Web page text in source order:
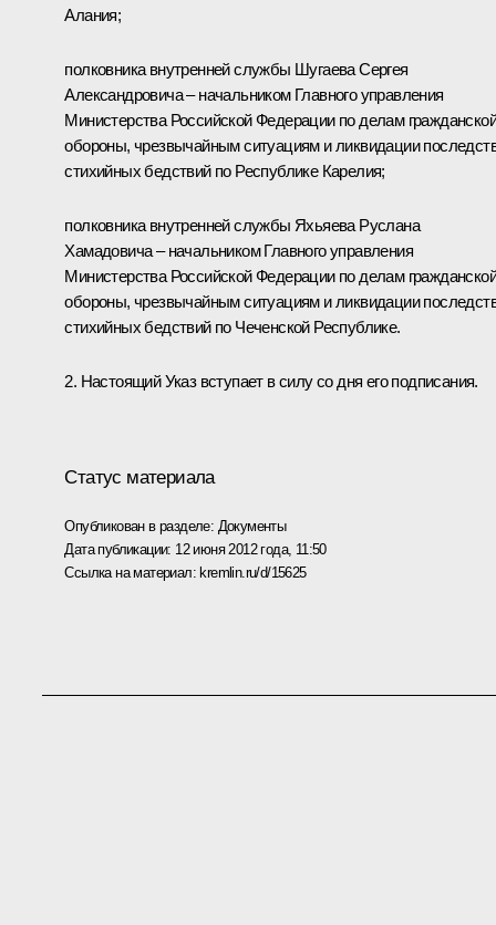
Алания;
полковника внутренней службы Шугаева Сергея
Александровича – начальником Главного управления
Министерства Российской Федерации по делам гражданской
обороны, чрезвычайным ситуациям и ликвидации
стихийных бедствий по Республике Карелия;
полковника внутренней службы Яхьяева Руслана
Хамадовича – начальником Главного управления
Министерства Российской Федерации по делам гражданской
обороны, чрезвычайным ситуациям и ликвидации
стихийных бедствий по Чеченской Республике.
2. Настоящий Указ вступает в силу со дня его подписания.
Статус материала
Опубликован в разделе: Документы
Дата публикации: 12 июня 2012 года, 11:50
Ссылка на материал: kremlin.ru/d/15625